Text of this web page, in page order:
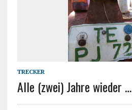
TRECKER
Alle (zwei) Jahre wieder …